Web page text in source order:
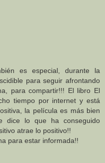
es especial, durante la
para seguir afrontando
para compartir!!! El libro El
tiempo por internet y está
la película es más bien
dice lo que ha conseguido
atrae lo positivo!!
para estar informada!!